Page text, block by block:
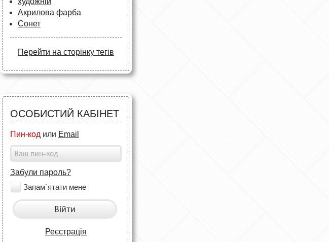
Акрилова фарба
Сонет
Перейти на сторінку тегів
ОСОБИСТИЙ КАБІНЕТ
Пин-код или Email
Забули пароль?
Запам`ятати мене
Війти
Реєстрація